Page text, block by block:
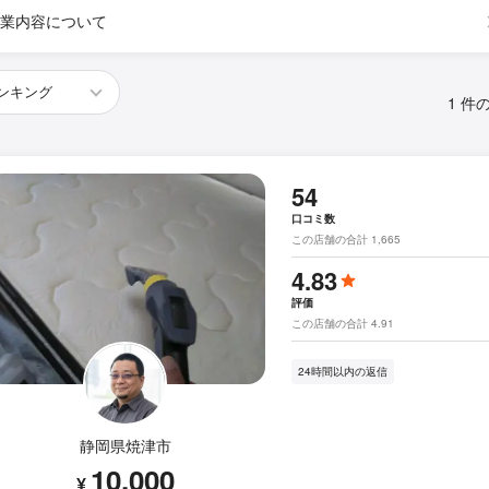
内容について
1 件
静岡県焼津市
10,000
54
口コミ数
この店舗の合計 1,665
4.83
評価
この店舗の合計 4.91
24時間以内の返信